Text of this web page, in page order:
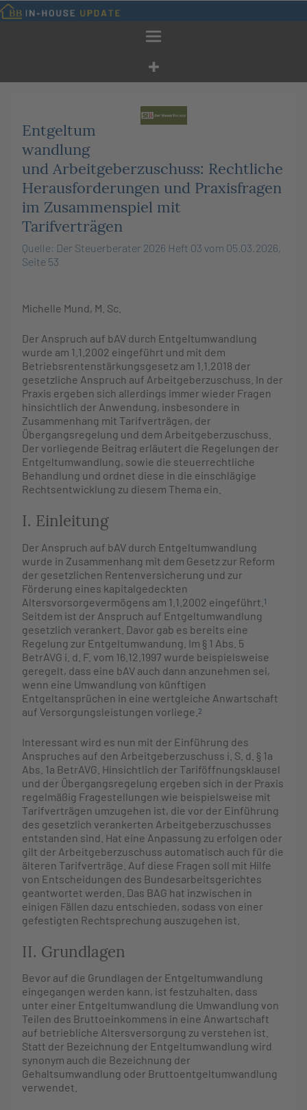
Zum
Inhalt
Entgeltum
wandlung
und Arbeitgeberzuschuss: Rechtliche
Herausforderungen und Praxisfragen
im Zusammenspiel mit
Tarifverträgen
Quelle: Der Steuerberater 2026 Heft 03 vom 05.03.2026,
Seite 53
Michelle Mund, M. Sc.
Der Anspruch auf bAV durch Entgeltumwandlung
wurde am 1.1.2002 eingeführt und mit dem
Betriebsrentenstärkungsgesetz am 1.1.2018 der
gesetzliche Anspruch auf Arbeitgeberzuschuss. In der
Praxis ergeben sich allerdings immer wieder Fragen
hinsichtlich der Anwendung, insbesondere in
Zusammenhang mit Tarifverträgen, der
Übergangsregelung und dem Arbeitgeberzuschuss.
Der vorliegende Beitrag erläutert die Regelungen der
Entgeltumwandlung, sowie die steuerrechtliche
Behandlung und ordnet diese in die einschlägige
Rechtsentwicklung zu diesem Thema ein.
I. Einleitung
Der Anspruch auf bAV durch Entgeltumwandlung
wurde in Zusammenhang mit dem Gesetz zur Reform
der gesetzlichen Rentenversicherung und zur
Förderung eines kapitalgedeckten
Altersvorsorgevermögens am 1.1.2002 eingeführt. 1
Seitdem ist der Anspruch auf Entgeltumwandlung
gesetzlich verankert. Davor gab es bereits eine
Regelung zur Entgeltumwandung. Im § 1 Abs. 5
BetrAVG i. d. F. vom 16.12.1997 wurde beispielsweise
geregelt, dass eine bAV auch dann anzunehmen sei,
wenn eine Umwandlung von künftigen
Entgeltansprüchen in eine wertgleiche Anwartschaft
auf Versorgungsleistungen vorliege. 2
Interessant wird es nun mit der Einführung des
Anspruches auf den Arbeitgeberzuschuss i. S. d. § 1a
Abs. 1a BetrAVG. Hinsichtlich der Tariföffnungsklausel
und der Übergangsregelung ergeben sich in der Praxis
regelmäßig Fragestellungen wie beispielsweise mit
Tarifverträgen umzugehen ist, die vor der Einführung
des gesetzlich verankerten Arbeitgeberzuschusses
entstanden sind. Hat eine Anpassung zu erfolgen oder
gilt der Arbeitgeberzuschuss automatisch auch für die
älteren Tarifverträge. Auf diese Fragen soll mit Hilfe
von Entscheidungen des Bundesarbeitsgerichtes
geantwortet werden. Das BAG hat inzwischen in
einigen Fällen dazu entschieden, sodass von einer
gefestigten Rechtsprechung auszugehen ist.
II. Grundlagen
Bevor auf die Grundlagen der Entgeltumwandlung
eingegangen werden kann, ist festzuhalten, dass
unter einer Entgeltumwandlung die Umwandlung von
Teilen des Bruttoeinkommens in eine Anwartschaft
auf betriebliche Altersversorgung zu verstehen ist.
Statt der Bezeichnung der Entgeltumwandlung wird
synonym auch die Bezeichnung der
Gehaltsumwandlung oder Bruttoentgeltumwandlung
verwendet.